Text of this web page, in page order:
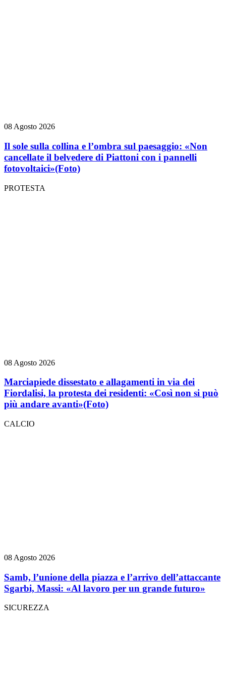
08 Agosto 2026
Il sole sulla collina e l’ombra sul paesaggio: «Non
cancellate il belvedere di Piattoni con i pannelli
fotovoltaici»(Foto)
PROTESTA
08 Agosto 2026
Marciapiede dissestato e allagamenti in via dei
Fiordalisi, la protesta dei residenti: «Così non si può
più andare avanti»(Foto)
CALCIO
08 Agosto 2026
Samb, l’unione della piazza e l’arrivo dell’attaccante
Sgarbi, Massi: «Al lavoro per un grande futuro»
SICUREZZA